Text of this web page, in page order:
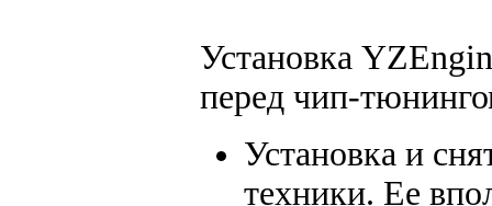
Установка
перед чип-
Установка и
техники. Ее